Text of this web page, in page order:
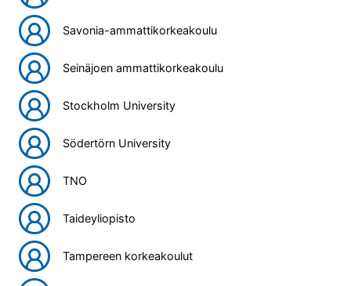
Savonia-ammattikorkeakoulu
Seinäjoen ammattikorkeakoulu
Stockholm University
Södertörn University
TNO
Taideyliopisto
Tampereen korkeakoulut